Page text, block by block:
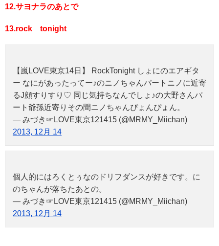
12.サヨナラのあとで
13.rock tonight
【嵐LOVE東京14日】 RockTonight しょにのエアギタ
ー なにがあったってー♪のニノちゃんパートニノに近寄
るJ顔すりすり♡ 同じ気持ちなんでしょ♪の大野さんパ
ート爺孫近寄りその間ニノちゃんぴょんぴょん。
— みづき☞LOVE東京121415 (@MRMY_Miichan)
2013, 12月 14
個人的にはろくとぅなのドリフダンスが好きです。に
のちゃんが落ちたあとの。
— みづき☞LOVE東京121415 (@MRMY_Miichan)
2013, 12月 14